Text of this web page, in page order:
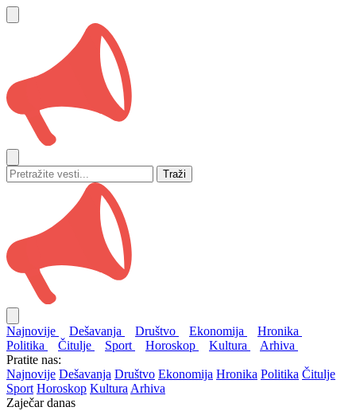
Traži
Najnovije Dešavanja Društvo Ekonomija
Hronika
Politika
Čitulje Sport Horoskop Kultura
Arhiva
Pratite nas:
Najnovije Dešavanja Društvo Ekonomija Hronika Politika Čitulje
Sport Horoskop Kultura Arhiva
Zaječar danas